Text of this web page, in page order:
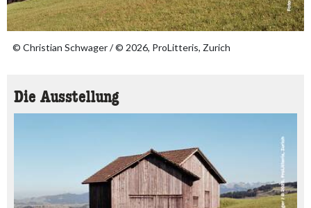
© Christian Schwager / © 2026, ProLitteris, Zurich
Die Ausstellung